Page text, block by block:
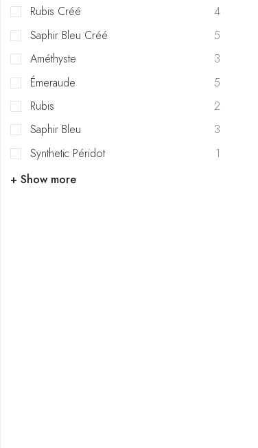
Rubis Créé
4
Saphir Bleu Créé
5
Améthyste
3
Émeraude
5
Rubis
2
Saphir Bleu
3
Synthetic Péridot
1
+ Show more